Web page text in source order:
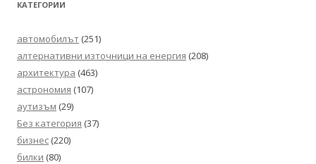
КАТЕГОРИИ
автомобилът (251)
алтернативни източници на енергия (208)
архитектура (463)
астрономия (107)
аутизъм (29)
Без категория (37)
бизнес (220)
билки (80)